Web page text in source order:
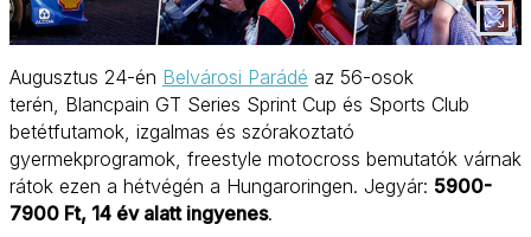
Augusztus 24-én Belvárosi Parádé az 56-osok
terén, Blancpain GT Series Sprint Cup és Sports Club
betétfutamok, izgalmas és szórakoztató
gyermekprogramok, freestyle motocross bemutatók várnak
rátok ezen a hétvégén a Hungaroringen. Jegyár: 5900-
7900 Ft, 14 év alatt ingyenes.